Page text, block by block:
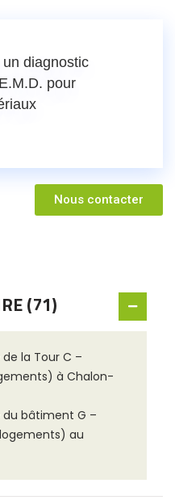
diagnostic
pour
Nous contacter
(71)
la Tour C –
à Chalon-
bâtiment G –
au